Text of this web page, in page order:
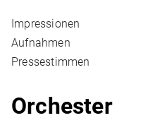
Impressionen
Aufnahmen
Pressestimmen
Orchester